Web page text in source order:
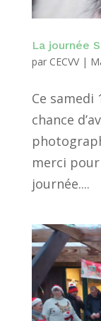
La journée
par CECVV|
Ce samedi
chance
merci
journée....